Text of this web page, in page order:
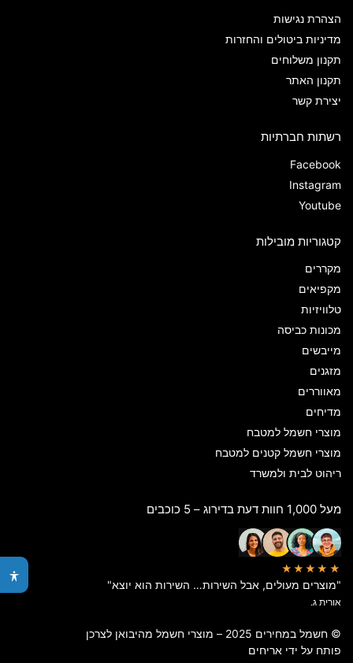
הצהרת נגישות
מדיניות ביטולים והחזרות
תקנון משלוחים
תקנון האתר
יצירת קשר
רשתות חברתיות
Facebook
Instagram
Youtube
קטגוריות מובילות
מקררים
מקפיאים
טלוויזיות
מכונות כביסה
מייבשים
מזגנים
מאווררים
מדיחים
מוצרי חשמל למטבח
מוצרי חשמל קטנים למטבח
ריהוט לבית ולמשרד
מעל 1,000 חוות דעת בדירוג – 5 כוכבים
★★★★★
"מוצרים מעולים, אבל השירות… השירות הוא יוצא"
אורית ג.
© חשמל במחירים 2025 – מוצרי חשמל מהיבואן לצרכן
פותח על ידי אריחים